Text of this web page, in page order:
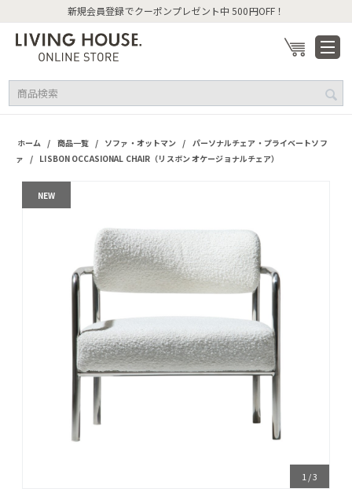
新規会員登録でクーポンプレゼント中 500円OFF！
ホーム / 商品一覧 / ソファ・オットマン / パーソナルチェア・プライベートソフ
ァ
/ LISBON OCCASIONAL CHAIR（リスボン オケージョナルチェア）
NEW
1 /3